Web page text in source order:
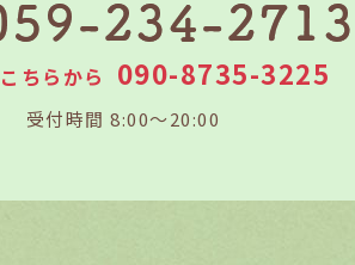
ちらから 090-8735-3225
受付時間 8:00～20:00